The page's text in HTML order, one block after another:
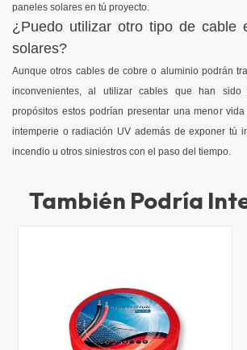
paneles solares en tú proyecto.
¿Puedo utilizar otro tipo de cable
solares?
Aunque otros cables de cobre o aluminio podrán
inconvenientes, al utilizar cables que han sido
propósitos estos podrían presentar una menor
intemperie o radiación UV además de exponer tú
incendio u otros siniestros con el paso del tiempo.
También Podría